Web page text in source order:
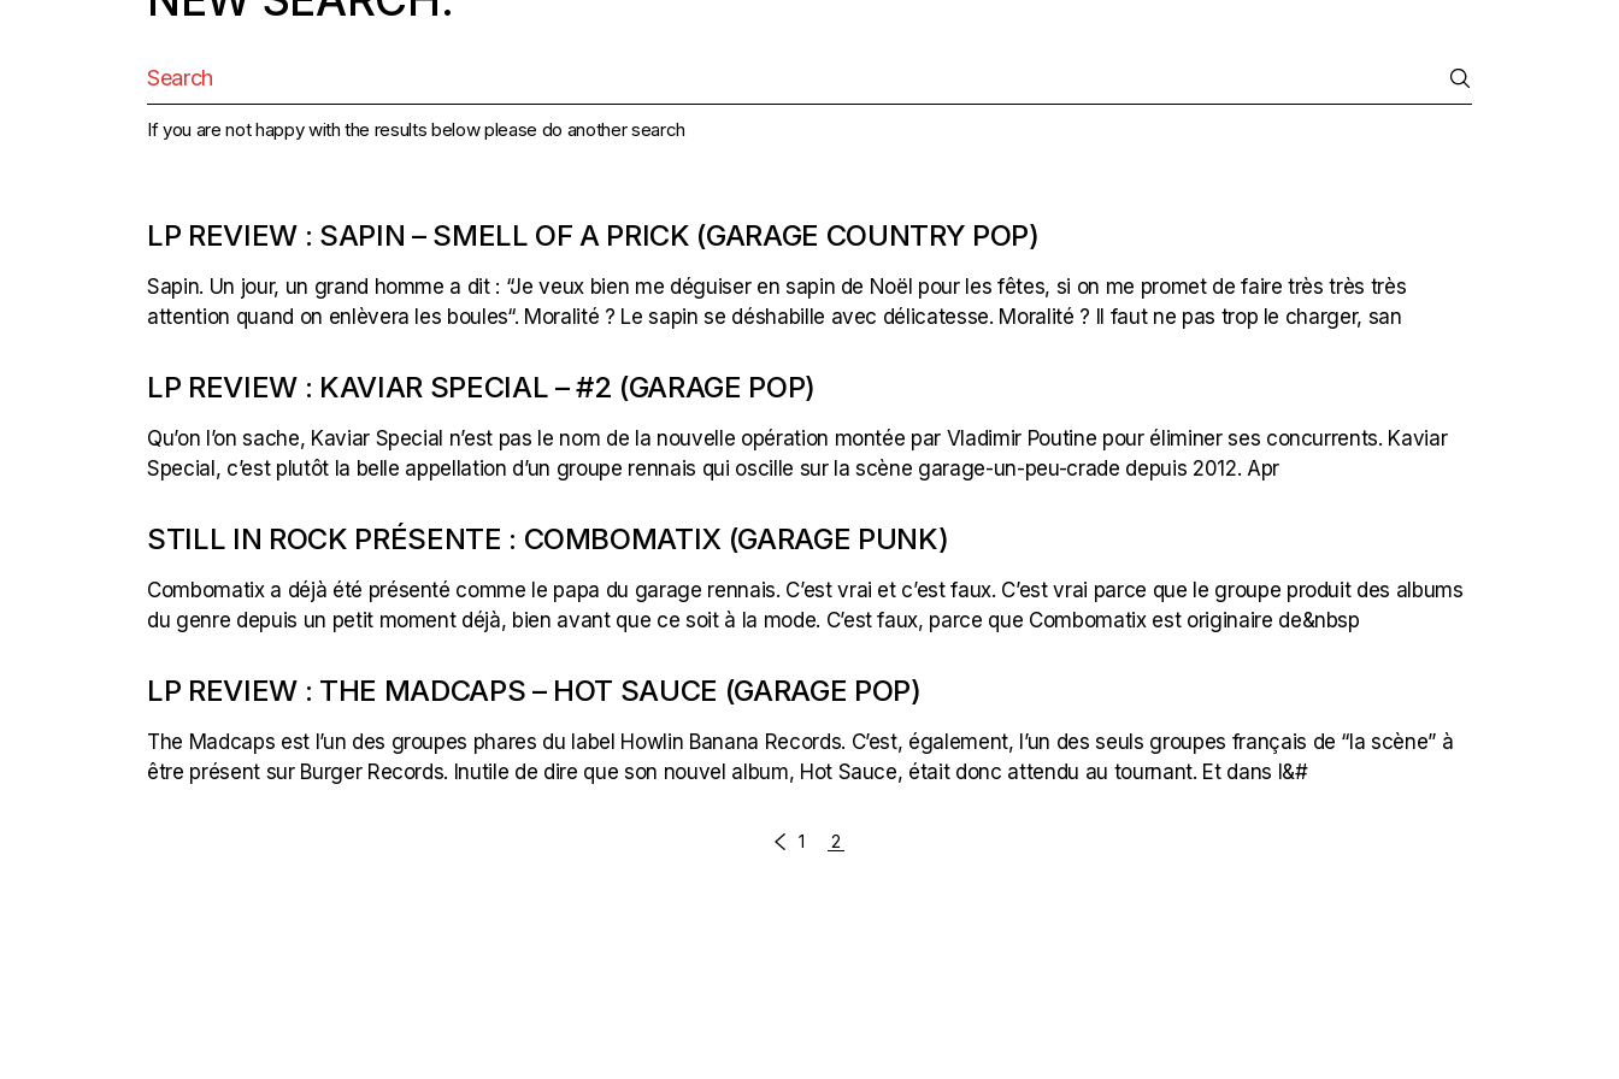
for:
If you are not happy with the results below please do another search
LP REVIEW : SAPIN – SMELL OF A PRICK (GARAGE COUNTRY POP)
Sapin. Un jour, un grand homme a dit : “Je veux bien me déguiser en sapin de Noël pour les fêtes, si on me promet de faire très très très
attention quand on enlèvera les boules“. Moralité ? Le sapin se déshabille avec délicatesse. Moralité ? Il faut ne pas trop le charger, san
LP REVIEW : KAVIAR SPECIAL – #2 (GARAGE POP)
Qu’on l’on sache, Kaviar Special n’est pas le nom de la nouvelle opération montée par Vladimir Poutine pour éliminer ses concurrents. Kaviar
Special, c’est plutôt la belle appellation d’un groupe rennais qui oscille sur la scène garage-un-peu-crade depuis 2012. Apr
STILL IN ROCK PRÉSENTE : COMBOMATIX (GARAGE PUNK)
Combomatix a déjà été présenté comme le papa du garage rennais. C’est vrai et c’est faux. C’est vrai parce que le groupe produit des albums
du genre depuis un petit moment déjà, bien avant que ce soit à la mode. C’est faux, parce que Combomatix est originaire de&nbsp
LP REVIEW : THE MADCAPS – HOT SAUCE (GARAGE POP)
The Madcaps est l’un des groupes phares du label Howlin Banana Records. C’est, également, l’un des seuls groupes français de “la scène” à
être présent sur Burger Records. Inutile de dire que son nouvel album, Hot Sauce, était donc attendu au tournant. Et dans l&#
1 2